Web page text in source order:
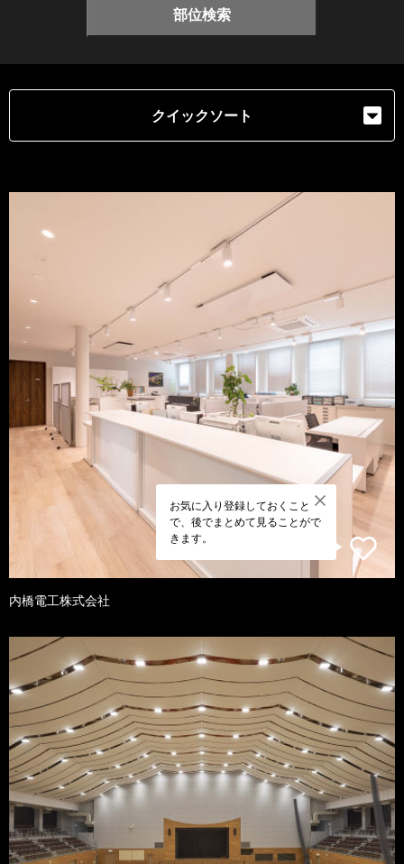
部位検索
クイックソート
お気に入り登録しておくこと
で、後でまとめて見ることがで
きます。
内橋電工株式会社